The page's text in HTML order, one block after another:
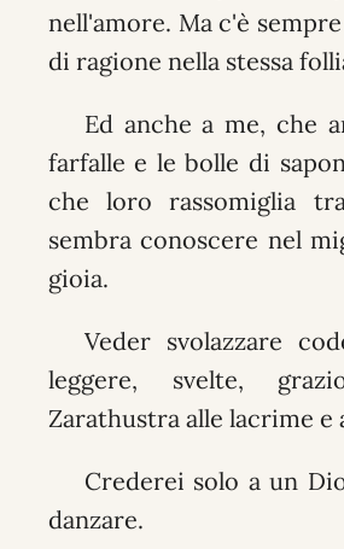
nell'amore. Ma c'è
di ragione nella stessa
Ed anche a me, che
farfalle e le bolle di
che loro rassomiglia
sembra conoscere nel
gioia.
Veder svolazzare
leggere, svelte,
Zarathustra alle lacrime e
Crederei solo a un
danzare.